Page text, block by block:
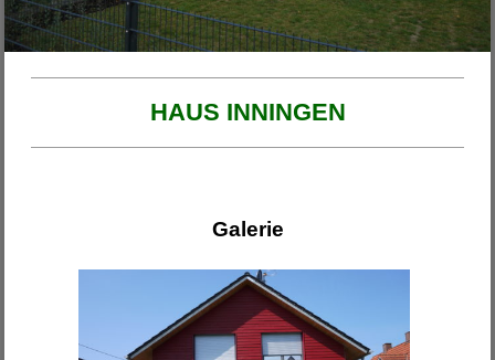
Haus Wirth - Großkinsky
Haus Franzi
HAUS INNINGEN
Galerie